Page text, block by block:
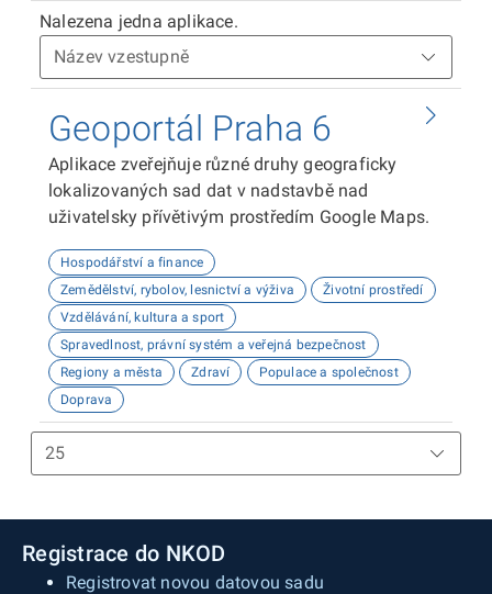
Nalezena jedna aplikace.
Geoportál Praha 6
Aplikace zveřejňuje různé druhy geograficky
lokalizovaných sad dat v nadstavbě nad
uživatelsky přívětivým prostředím Google Maps.
Hospodářství a finance
Zemědělství, rybolov, lesnictví a výživa
Životní prostředí
Vzdělávání, kultura a sport
Spravedlnost, právní systém a veřejná bezpečnost
Regiony a města
Zdraví
Populace a společnost
Doprava
Registrace do NKOD
Registrovat novou datovou sadu